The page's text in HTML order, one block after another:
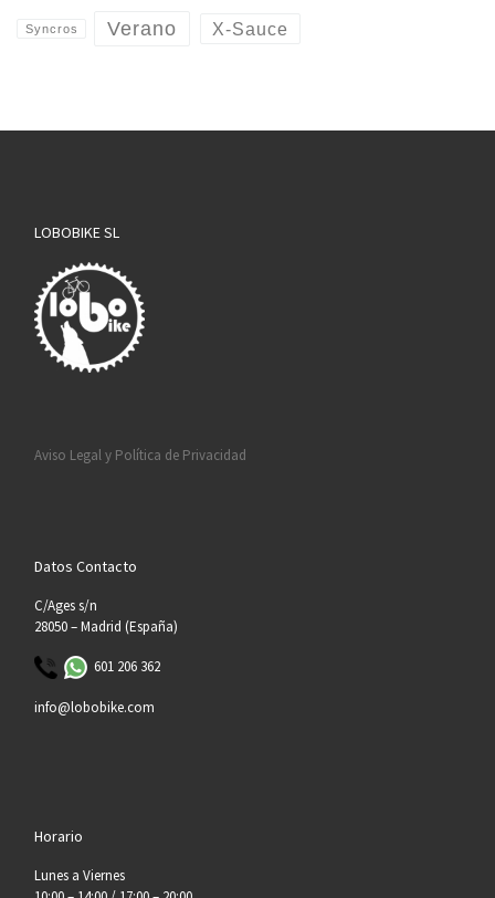
Syncros Verano X-Sauce
LOBOBIKE SL
Aviso Legal y Política de Privacidad
Datos Contacto
C/Ages s/n
28050 – Madrid (España)
601 206 362
info@lobobike.com
Horario
Lunes a Viernes